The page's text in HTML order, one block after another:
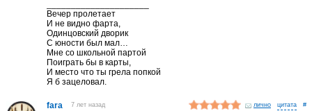
Вечер пролетает
И не видно фарта,
Одинцовский дворик
С юности был мал…
Мне со школьной партой
Поиграть бы в карты,
И место что ты грела попкой
Я б зацеловал.
fara 7 лет назад лично #